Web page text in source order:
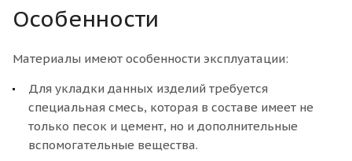
Особенности
Материалы имеют особенности эксплуатации:
Для укладки данных изделий требуется
специальная смесь, которая в составе имеет не
только песок и цемент, но и дополнительные
вспомогательные вещества.